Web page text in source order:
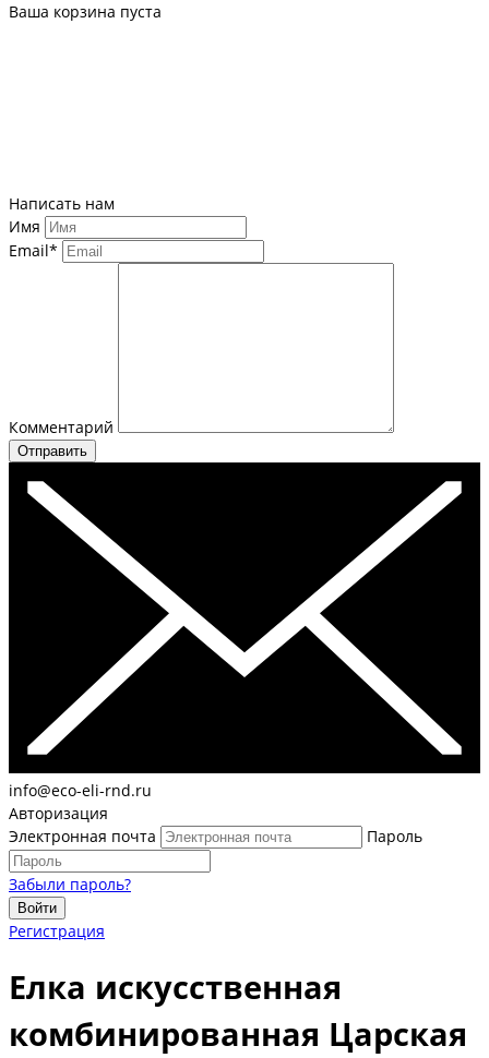
Ваша корзина пуста
Написать нам
Имя
Email*
Комментарий
Отправить
info@eco-eli-rnd.ru
Авторизация
Электронная почта
Пароль
Забыли пароль?
Войти
Регистрация
Елка искусственная
комбинированная Царская